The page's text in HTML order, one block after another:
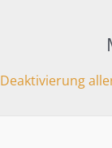
Deaktivierung